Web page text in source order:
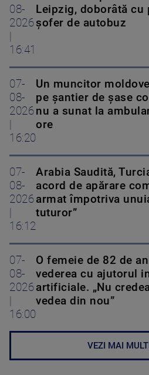
08-
2026
16:41
Leipzig, doborâtă cu
șofer de autobuz
07-
08-
2026
16:20
Un muncitor
pe șantier de șase
nu a sunat la
ore
07-
08-
2026
16:12
Arabia Saudită,
acord de apărare
armat împotriva
tuturor”
07-
08-
2026
16:00
O femeie de 82 de
vederea cu ajutorul
artificiale. „Nu
vedea din nou”
VEZI MAI